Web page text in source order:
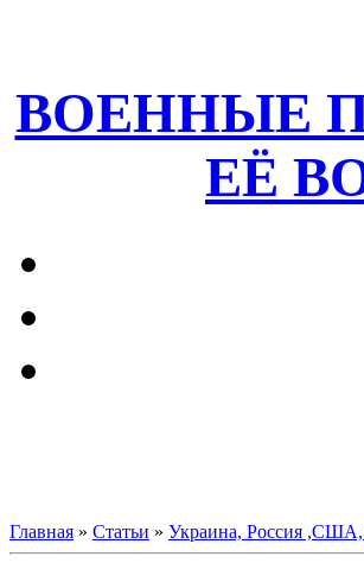
ВОЕННЫЕ
ЕЁ
Главная » Статьи » Украина, Россия